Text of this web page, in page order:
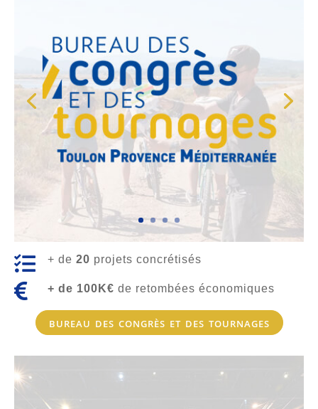
 + de 20 projets concrétisés
 + de 100K€ de retombées économiques
bureau des congrès et des tournages